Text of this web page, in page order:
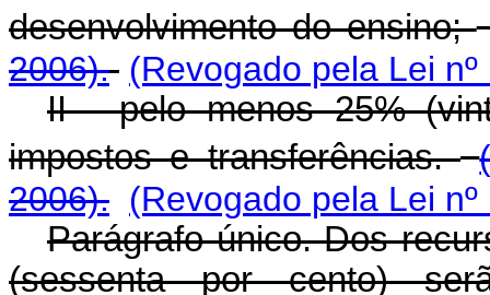
desenvolvimento do ensino;
2006). (Revogado pela Lei
II - pelo menos 25%
impostos e transferências.
2006). (Revogado pela Lei
Parágrafo único. Dos
(sessenta por cento)